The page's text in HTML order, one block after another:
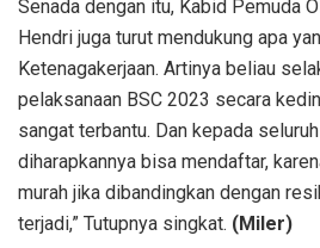
Senada dengan itu, Kabid Pemuda
Hendri juga turut mendukung apa
Ketenagakerjaan. Artinya beliau
pelaksanaan BSC 2023 secara
sangat terbantu. Dan kepada
diharapkannya bisa mendaftar,
murah jika dibandingkan dengan
terjadi,” Tutupnya singkat. (Miler)